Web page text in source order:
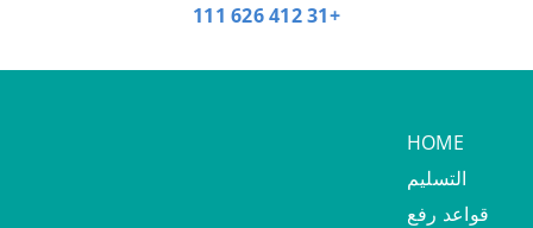
+31 412 626 111
HOME
التسليم
قواعد رفع